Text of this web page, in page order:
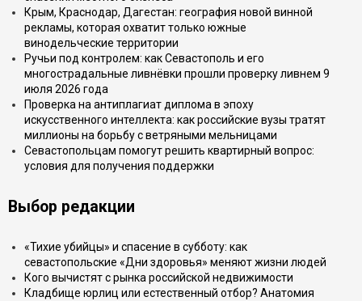
Крым, Краснодар, Дагестан: география новой винной
рекламы, которая охватит только южные
винодельческие территории
Ручьи под контролем: как Севастополь и его
многострадальные ливнёвки прошли проверку ливнем 9
июля 2026 года
Проверка на антиплагиат диплома в эпоху
искусственного интеллекта: как российские вузы тратят
миллионы на борьбу с ветряными мельницами
Севастопольцам помогут решить квартирный вопрос:
условия для получения поддержки
Выбор редакции
«Тихие убийцы» и спасение в субботу: как
севастопольские «Дни здоровья» меняют жизни людей
Кого вычистят с рынка российской недвижимости
Кладбище юрлиц или естественный отбор? Анатомия